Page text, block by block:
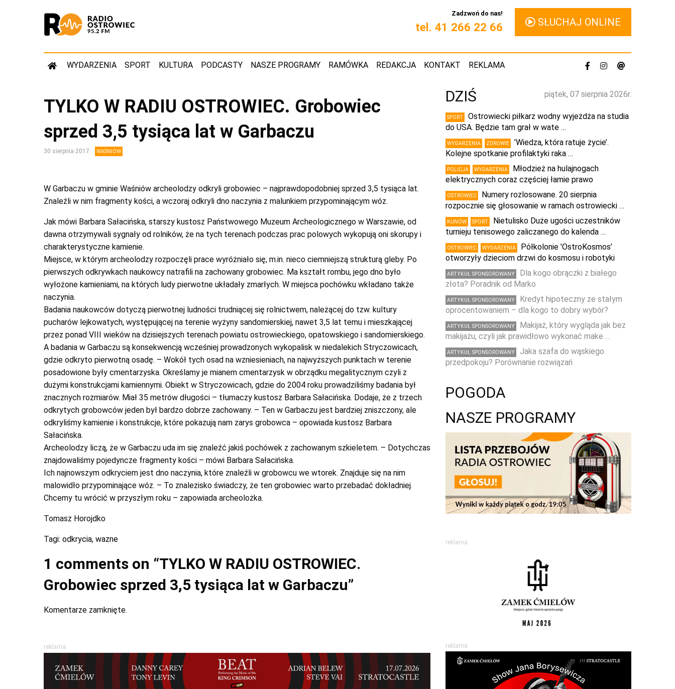
Zadzwoń do nas!
tel. 41 266 22 66 SŁUCHAJ ONLINE
WYDARZENIA SPORT KULTURA PODCASTY NASZE PROGRAMY RAMÓWKA REDAKCJA KONTAKT REKLAMA
TYLKO W RADIU OSTROWIEC. Grobowiec
sprzed 3,5 tysiąca lat w Garbaczu
30 sierpnia 2017 WAŚNIÓW
W Garbaczu w gminie Waśniów archeolodzy odkryli grobowiec – najprawdopodobniej sprzed 3,5 tysiąca lat.
Znaleźli w nim fragmenty kości, a wczoraj odkryli dno naczynia z malunkiem przypominającym wóz.
Jak mówi Barbara Sałacińska, starszy kustosz Państwowego Muzeum Archeologicznego w Warszawie, od
dawna otrzymywali sygnały od rolników, że na tych terenach podczas prac polowych wykopują oni skorupy i
charakterystyczne kamienie.
Miejsce, w którym archeolodzy rozpoczęli prace wyróżniało się, m.in. nieco ciemniejszą strukturą gleby. Po
pierwszych odkrywkach naukowcy natrafili na zachowany grobowiec. Ma kształt rombu, jego dno było
wyłożone kamieniami, na których ludy pierwotne układały zmarłych. W miejsca pochówku wkładano także
naczynia.
Badania naukowców dotyczą pierwotnej ludności trudniącej się rolnictwem, należącej do tzw. kultury
pucharów lejkowatych, występującej na terenie wyżyny sandomierskiej, nawet 3,5 lat temu i mieszkającej
przez ponad VIII wieków na dzisiejszych terenach powiatu ostrowieckiego, opatowskiego i sandomierskiego.
A badania w Garbaczu są konsekwencją wcześniej prowadzonych wykopalisk w niedalekich Stryczowicach,
gdzie odkryto pierwotną osadę. – Wokół tych osad na wzniesieniach, na najwyższych punktach w terenie
posadowione były cmentarzyska. Określamy je mianem cmentarzysk w obrządku megalitycznym czyli z
dużymi konstrukcjami kamiennymi. Obiekt w Stryczowicach, gdzie do 2004 roku prowadziliśmy badania był
znacznych rozmiarów. Miał 35 metrów długości – tłumaczy kustosz Barbara Sałacińska. Dodaje, że z trzech
odkrytych grobowców jeden był bardzo dobrze zachowany. – Ten w Garbaczu jest bardziej zniszczony, ale
odkryliśmy kamienie i konstrukcje, które pokazują nam zarys grobowca – opowiada kustosz Barbara
Sałacińska.
Archeolodzy liczą, że w Garbaczu uda im się znaleźć jakiś pochówek z zachowanym szkieletem. – Dotychczas
znajdowaliśmy pojedyncze fragmenty kości – mówi Barbara Sałacińska.
Ich najnowszym odkryciem jest dno naczynia, które znaleźli w grobowcu we wtorek. Znajduje się na nim
malowidło przypominające wóz. – To znalezisko świadczy, że ten grobowiec warto przebadać dokładniej.
Chcemy tu wrócić w przyszłym roku – zapowiada archeolożka.
Tomasz Horojdko
Tagi: odkrycia, wazne
1 comments on “TYLKO W RADIU OSTROWIEC.
Grobowiec sprzed 3,5 tysiąca lat w Garbaczu”
Komentarze zamknięte.
reklama
piątek, 07 sierpnia 2026r.
DZIŚ
SPORT
Ostrowiecki piłkarz wodny wyjeżdża na studia
do USA. Będzie tam grał w wate …
WYDARZENIA ZDROWIE
’Wiedza, która ratuje życie’.
Kolejne spotkanie profilaktyki raka …
POLICJA WYDARZENIA
Młodzież na hulajnogach
elektrycznych coraz częściej łamie prawo
OSTROWIEC
Numery rozlosowane. 20 sierpnia
rozpocznie się głosowanie w ramach ostrowiecki …
KUNÓW SPORT
Nietulisko Duże ugości uczestników
turnieju tenisowego zaliczanego do kalenda …
OSTROWIEC WYDARZENIA
Półkolonie 'OstroKosmos’
otworzyły dzieciom drzwi do kosmosu i robotyki
ARTYKUŁ SPONSOROWANY
Dla kogo obrączki z białego
złota? Poradnik od Marko
ARTYKUŁ SPONSOROWANY
Kredyt hipoteczny ze stałym
oprocentowaniem – dla kogo to dobry wybór?
ARTYKUŁ SPONSOROWANY
Makijaż, który wygląda jak bez
makijażu, czyli jak prawidłowo wykonać make …
ARTYKUŁ SPONSOROWANY
Jaka szafa do wąskiego
przedpokoju? Porównanie rozwiązań
POGODA
NASZE PROGRAMY
reklama
reklama